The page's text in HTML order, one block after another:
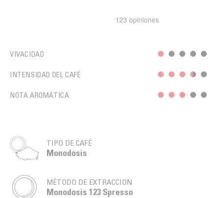
VIVACIDAD
INTENSIDAD DEL CAFÉ
NOTA AROMÁTICA
TIPO DE CAFÉ
Monodosis
MÉTODO DE EXTRACCION
Monodosis 123 Spresso